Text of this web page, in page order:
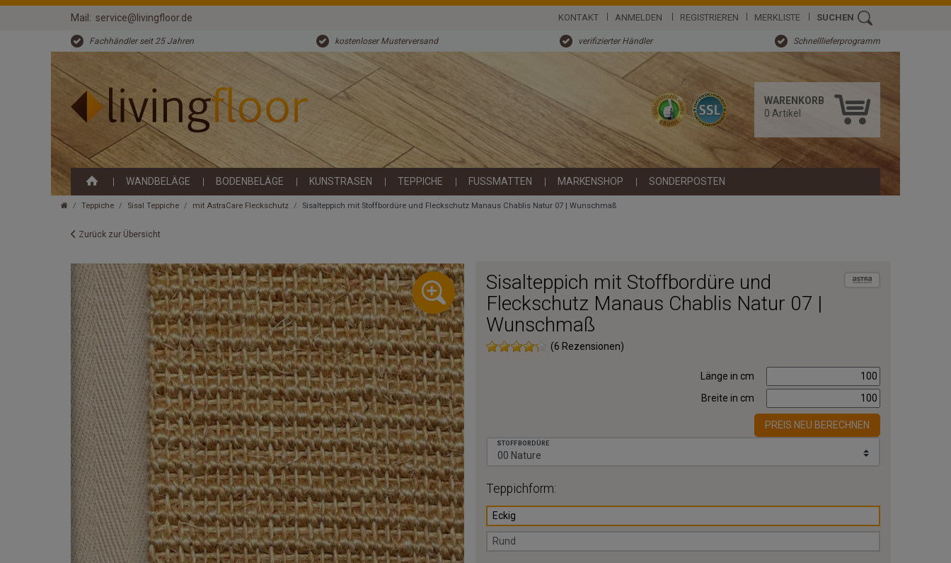
Mail: service@livingfloor.de KONTAKT ANMELDEN REGISTRIEREN MERKLISTE SUCHEN
Fachhändler seit 25 Jahren kostenloser Musterversand verifizierter Händler Schnelllieferprogramm
WARENKORB
0 Artikel
WANDBELÄGE BODENBELÄGE KUNSTRASEN TEPPICHE FUSSMATTEN MARKENSHOP SONDERPOSTEN
Teppiche Sisal Teppiche mit AstraCare Fleckschutz Sisalteppich mit Stoffbordüre und Fleckschutz Manaus Chablis Natur 07 | Wunschmaß
Zurück zur Übersicht
Sisalteppich mit Stoffbordüre und
Fleckschutz Manaus Chablis Natur 07 |
Wunschmaß
(6 Rezensionen)
Länge in cm
Breite in cm
PREIS NEU BERECHNEN
STOFFBORDÜRE
Teppichform:
Eckig
Rund